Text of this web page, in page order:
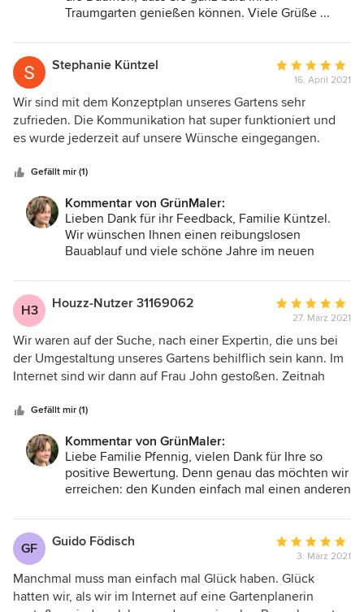
Traumgarten genießen können. Viele Grüße ...
Stephanie Küntzel
Bewertung:
5
von
5
16. April 2021
Wir sind mit dem Konzeptplan unseres Gartens sehr
zufrieden. Die Kommunikation hat super funktioniert und
es wurde jederzeit auf unsere Wünsche eingegangen.
Gefällt mir (1)
Kommentar von GrünMaler:
Lieben Dank für ihr Feedback, Familie Küntzel.
Wir wünschen Ihnen einen reibungslosen
Bauablauf und viele schöne Jahre im neuen
H3 Houzz-Nutzer 31169062
Bewertung:
5
von
5
27. März 2021
Wir waren auf der Suche, nach einer Expertin, die uns bei
der Umgestaltung unseres Gartens behilflich sein kann. Im
Internet sind wir dann auf Frau John gestoßen. Zeitnah
wo sie uns bereits mit ihrem Fachwissen und mit ihrem
Engagement überzeugen konnte. Als dann online die
ersten Pläne kamen, waren wir fasziniert, unseren Garten
mit einem anderen Blick zu sehen. Wir bedanken uns für
die schnelle Umsetzung und freuen uns, wenn unser
Umgestaltung und sind sehr dankbar, dass wir auch dabei
Frau John kontaktieren können. Liebe Grüße, die Familie
Pfennig
Gefällt mir (1)
Kommentar von GrünMaler:
Liebe Familie Pfennig, vielen Dank für Ihre so
positive Bewertung. Denn genau das möchten wir
erreichen: den Kunden einfach mal einen anderen
Viele Grüße GrünMaler Grit John
GF
Guido Födisch
Bewertung:
5
von
3. März 2021
Manchmal muss man einfach mal Glück haben. Glück
hatten wir, als wir im Internet auf eine Gartenplanerin